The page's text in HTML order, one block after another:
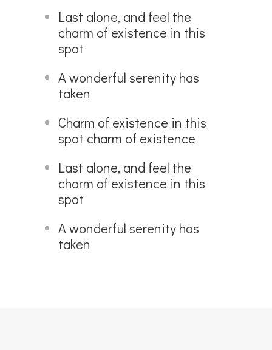
Last alone, and feel the
charm of existence in this
spot
A wonderful serenity has
taken
Charm of existence in this
spot charm of existence
Last alone, and feel the
charm of existence in this
spot
A wonderful serenity has
taken